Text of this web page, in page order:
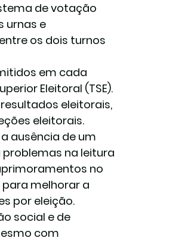
de votação
urnas e
os dois turnos
em cada
Eleitoral (TSE).
eleitorais,
eleitorais.
ausência de um
na leitura
no
para melhorar a
por eleição.
social e de
com